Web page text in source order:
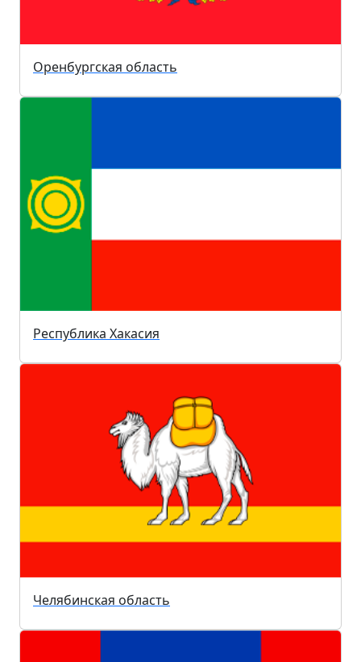
Оренбургская область
Республика Хакасия
Челябинская область